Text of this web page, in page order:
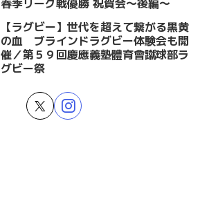
春季リーグ戦優勝 祝賀会～後編～
【ラグビー】世代を超えて繋がる黒黄
の血 ブラインドラグビー体験会も開
催／第５９回慶應義塾體育會蹴球部ラ
グビー祭